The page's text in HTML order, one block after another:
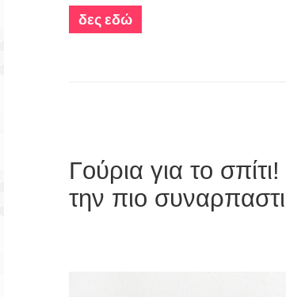
δες εδώ
Γούρια για το
την πιο